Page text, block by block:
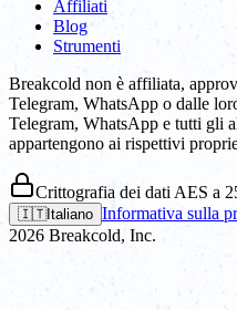
Affiliati
Blog
Strumenti
Breakcold non è affiliata,
Telegram, WhatsApp o dalle
Telegram, WhatsApp e tutti gli
appartengono ai rispettivi
Crittografia dei dati AES a
🇮🇹Italiano Informativa sulla
2026 Breakcold, Inc.